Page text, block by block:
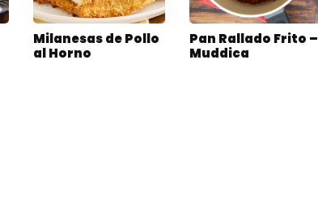
Milanesas de Pollo
al Horno
Pan Rallado Frito –
Muddica